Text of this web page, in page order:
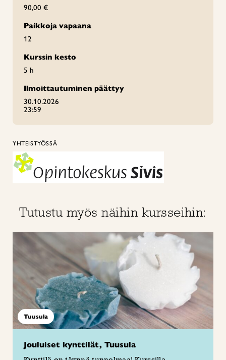
90,00 €
Paikkoja vapaana
12
Kurssin kesto
5 h
Ilmoittautuminen päättyy
30.10.2026
23:59
YHTEISTYÖSSÄ
Tutustu myös näihin kursseihin:
Tuusula
Jouluiset kynttilät, Tuusula